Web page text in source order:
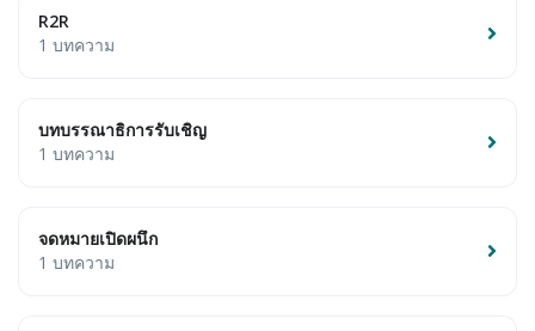
R2R
1 บทความ
บทบรรณาธิการรับเชิญ
1 บทความ
จดหมายเปิดผนึก
1 บทความ